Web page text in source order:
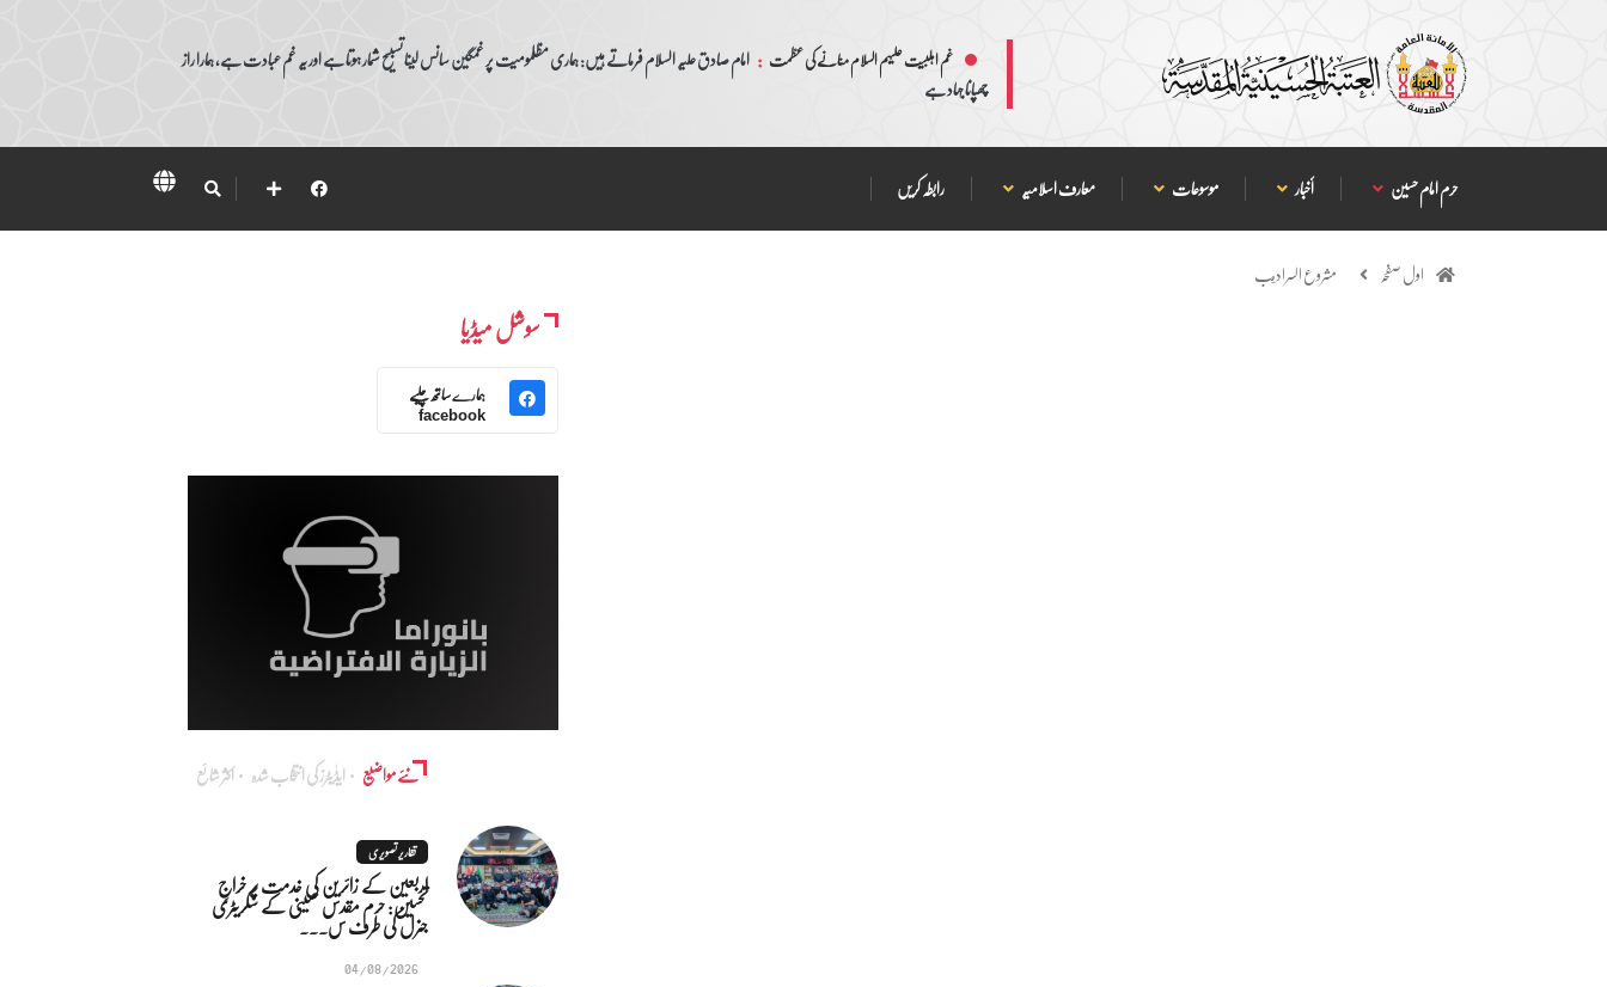
غم اہلبیت علیہم السلام منانے کی عظمت : امام صادق علیہ السلام فرماتے ہیں: ہماری مظلمومیت پر غمگین سانس لینا تسبیح شمار ہوتا ہے اور یہ غم عبادت ہے، ہمارا راز
چھپانا جہاد ہے
حرم امام حسین أخبار موسوعات معارف اسلامیہ رابطہ کریں
اول صفحہ مشروع السراديب
سوشل میڈیا
ہمارے ساتھ چلیے
facebook
نئے مواضیع ایڈٰیٹرز کی انتخاب شدہ اکثر شائع
تقاریر تصویری
اربعین کے زائرین کی خدمت پر خراجِ
تحسین: حرم مقدس حسینی کے سکریٹری
جنرل کی طرف س...
04/08/2026